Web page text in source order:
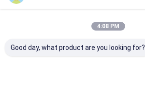
4:08 PM
Good day, what product are you looking for?